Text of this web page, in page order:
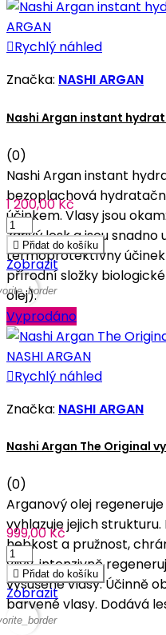
Rychlý náhled
Značka: NASHI ARGAN
Nashi Argan instant
(0)
Nashi Argan instant
bezoplachová
účinkem. Vlasy jsou
zářivý lesk a jsou snadno
termoprotektívny
přírodní složky
olej).
1 200,00 Kč
 Přidat do košíku
Zobrazit
Vyprodáno
Rychlý náhled
Značka: NASHI ARGAN
Nashi Argan The Original
(0)
Arganový olej
vyhlazuje jejich
hebkost a pružnost,
vlivy, intenzivně
vysušené vlasy. Účinně
barvené vlasy. Dodává
999,00 Kč
 Přidat do košíku
Zobrazit